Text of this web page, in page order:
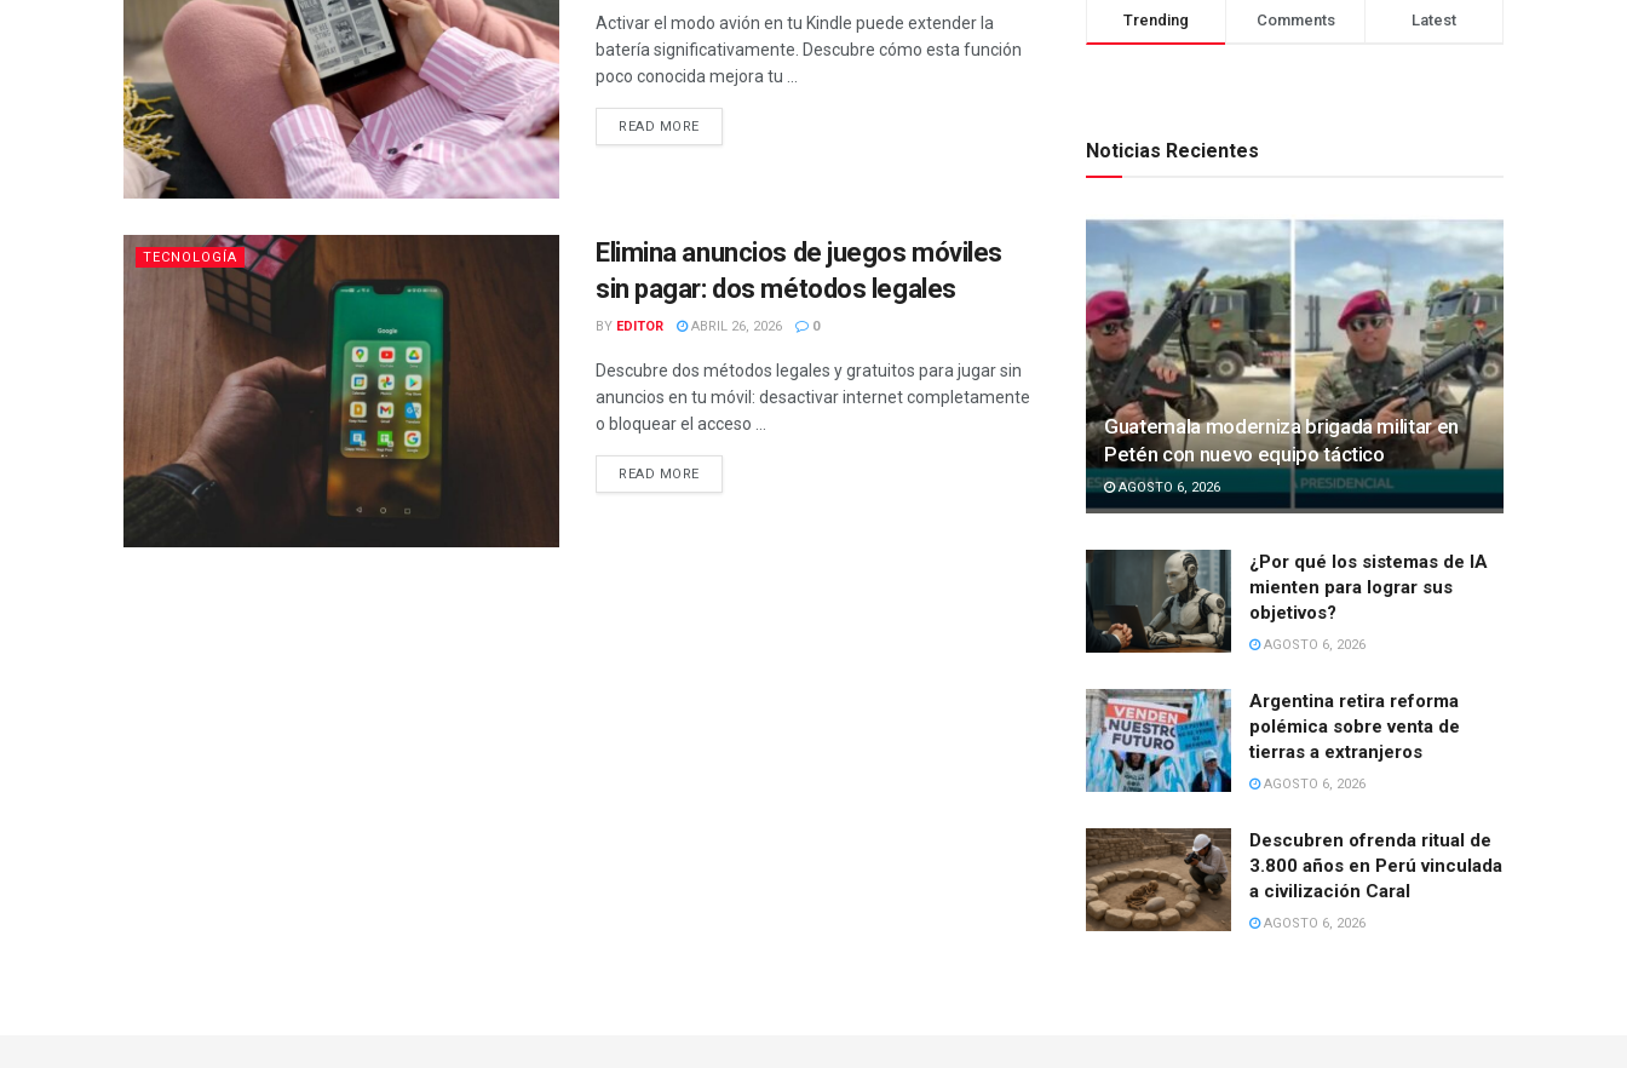
Activar el modo avión en tu Kindle puede extender la
batería significativamente. Descubre cómo esta función
poco conocida mejora tu ...
READ MORE
TECNOLOGÍA
Elimina anuncios de juegos móviles
sin pagar: dos métodos legales
BY EDITOR ABRIL 26, 2026 0
Descubre dos métodos legales y gratuitos para jugar sin
anuncios en tu móvil: desactivar internet completamente
o bloquear el acceso ...
READ MORE
Trending Comments Latest
Noticias Recientes
Guatemala moderniza brigada militar en
Petén con nuevo equipo táctico
AGOSTO 6, 2026
¿Por qué los sistemas de IA
mienten para lograr sus
objetivos?
AGOSTO 6, 2026
Argentina retira reforma
polémica sobre venta de
tierras a extranjeros
AGOSTO 6, 2026
Descubren ofrenda ritual de
3.800 años en Perú vinculada
a civilización Caral
AGOSTO 6, 2026